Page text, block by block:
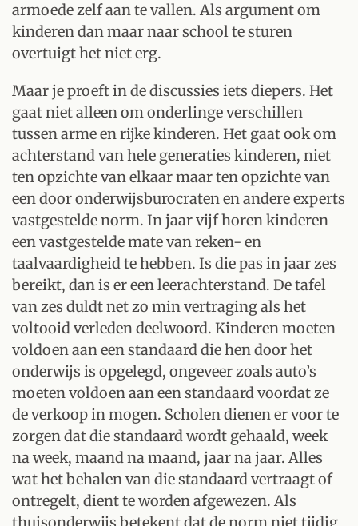
armoede zelf aan te vallen. Als argument om
kinderen dan maar naar school te sturen
overtuigt het niet erg.
Maar je proeft in de discussies iets diepers. Het
gaat niet alleen om onderlinge verschillen
tussen arme en rijke kinderen. Het gaat ook om
achterstand van hele generaties kinderen, niet
ten opzichte van elkaar maar ten opzichte van
een door onderwijsburocraten en andere experts
vastgestelde norm. In jaar vijf horen kinderen
een vastgestelde mate van reken- en
taalvaardigheid te hebben. Is die pas in jaar zes
bereikt, dan is er een leerachterstand. De tafel
van zes duldt net zo min vertraging als het
voltooid verleden deelwoord. Kinderen moeten
voldoen aan een standaard die hen door het
onderwijs is opgelegd, ongeveer zoals auto’s
moeten voldoen aan een standaard voordat ze
de verkoop in mogen. Scholen dienen er voor te
zorgen dat die standaard wordt gehaald, week
na week, maand na maand, jaar na jaar. Alles
wat het behalen van die standaard vertraagt of
ontregelt, dient te worden afgewezen. Als